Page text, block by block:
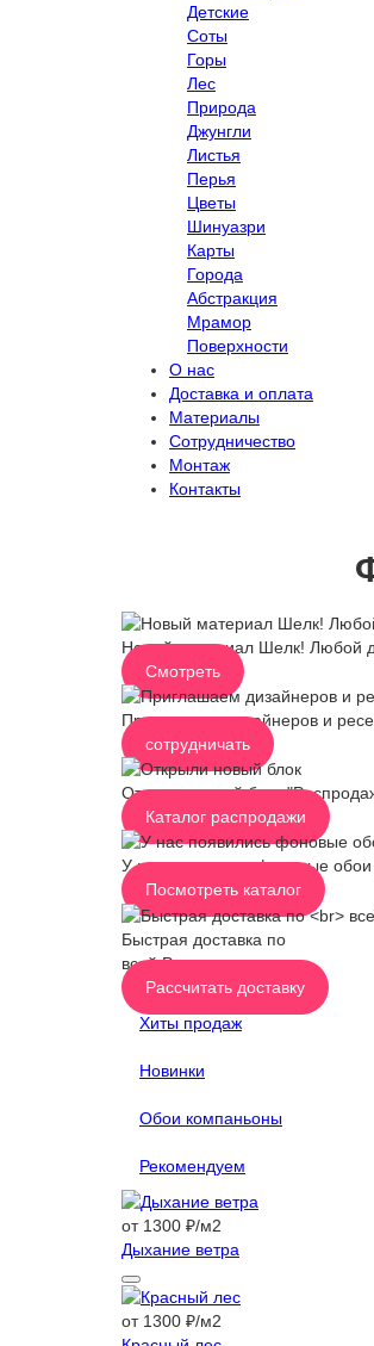
Детские
Соты
Горы
Лес
Природа
Джунгли
Листья
Перья
Цветы
Шинуазри
Карты
Города
Абстракция
Мрамор
Поверхности
О нас
Доставка и оплата
Материалы
Сотрудничество
Монтаж
Контакты
Новый материал Шелк! Любой
Смотреть
Приглашаем дизайнеров и
сотрудничать
Открыли новый блок
Каталог распродажи
У нас появились фоновые обои
Посмотреть каталог
Быстрая доставка по
всей России
Рассчитать доставку
Хиты продаж
Новинки
Обои компаньоны
Рекомендуем
от 1300 ₽/м2
Дыхание ветра
от 1300 ₽/м2